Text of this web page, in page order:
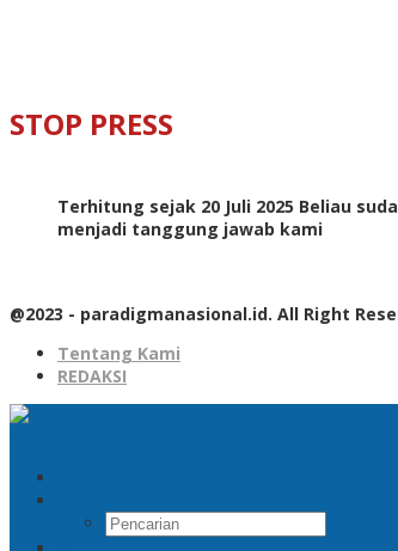
STOP PRESS
Terhitung sejak 20 Juli 2025 Beliau
menjadi tanggung jawab kami
@2023 - paradigmanasional.id. All Right
Tentang Kami
REDAKSI